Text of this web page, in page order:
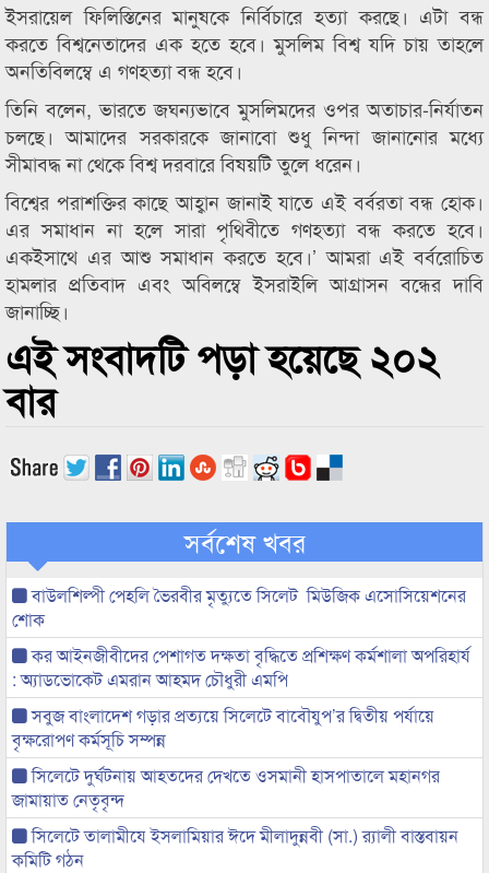
ইসরায়েল ফিলিস্তিনের মানুষকে নির্বিচারে হত্যা করছে। এটা বন্ধ
করতে বিশ্বনেতাদের এক হতে হবে। মুসলিম বিশ্ব যদি চায় তাহলে
অনতিবিলম্বে এ গণহত্যা বন্ধ হবে।
তিনি বলেন, ভারতে জঘন্যভাবে মুসলিমদের ওপর অতাচার-নির্যাতন
চলছে। আমাদের সরকারকে জানাবো শুধু নিন্দা জানানোর মধ্যে
সীমাবদ্ধ না থেকে বিশ্ব দরবারে বিষয়টি তুলে ধরেন।
বিশ্বের পরাশক্তির কাছে আহ্বান জানাই যাতে এই বর্বরতা বন্ধ হোক।
এর সমাধান না হলে সারা পৃথিবীতে গণহত্যা বন্ধ করতে হবে।
একইসাথে এর আশু সমাধান করতে হবে।’ আমরা এই বর্বরোচিত
হামলার প্রতিবাদ এবং অবিলম্বে ইসরাইলি আগ্রাসন বন্ধের দাবি
জানাচ্ছি।
এই সংবাদটি পড়া হয়েছে ২০২
বার
সর্বশেষ খবর
বাউলশিল্পী পেহলি ভৈরবীর মৃত্যুতে সিলেট মিউজিক এসোসিয়েশনের
শোক
কর আইনজীবীদের পেশাগত দক্ষতা বৃদ্ধিতে প্রশিক্ষণ কর্মশালা অপরিহার্য
: অ্যাডভোকেট এমরান আহমদ চৌধুরী এমপি
সবুজ বাংলাদেশ গড়ার প্রত্যয়ে সিলেটে বাবৌযুপ’র দ্বিতীয় পর্যায়ে
বৃক্ষরোপণ কর্মসূচি সম্পন্ন
সিলেটে দুর্ঘটনায় আহতদের দেখতে ওসমানী হাসপাতালে মহানগর
জামায়াত নেতৃবৃন্দ
সিলেটে তালামীযে ইসলামিয়ার ঈদে মীলাদুন্নবী (সা.) র‌্যালী বাস্তবায়ন
কমিটি গঠন